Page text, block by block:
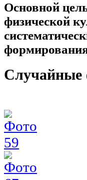
Основной
физической
формирования
Случайные